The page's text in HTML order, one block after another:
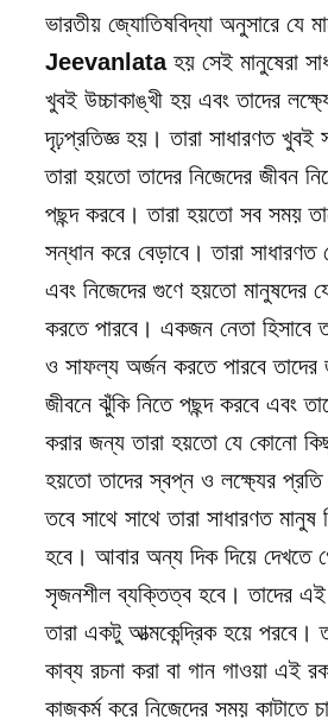
ভারতীয় জ্যোতিষবিদ্যা অনুসারে যে
Jeevanlataহয় সেই মানুষেরা
খুবই উচ্চাকাঙ্খী হয় এবং তাদের
দৃঢ়প্রতিজ্ঞ হয়। তারা সাধারণত খুবই
তারা হয়তো তাদের নিজেদের জীবন
পছন্দ করবে। তারা হয়তো সব সময়
সন্ধান করে বেড়াবে। তারা
এবং নিজেদের গুণে হয়তো মানুষদের
করতে পারবে। একজন নেতা হিসাবে
ও সাফল্য অর্জন করতে পারবে তাদের
জীবনে ঝুঁকি নিতে পছন্দ করবে এবং
করার জন্য তারা হয়তো যে কোনো
হয়তো তাদের স্বপ্ন ও লক্ষ্যের
তবে সাথে সাথে তারা সাধারণত মানুষ
হবে। আবার অন্য দিক দিয়ে দেখতে
সৃজনশীল ব্যক্তিত্ব হবে। তাদের
তারা একটু আত্মকেন্দ্রিক হয়ে পরবে।
কাব্য রচনা করা বা গান গাওয়া এই
কাজকর্ম করে নিজেদের সময় কাটাতে